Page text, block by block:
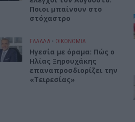
Ποιοι μπαίνουν στο
στόχαστρο
ΕΛΛΑΔΑ • ΟΙΚΟΝΟΜΙΑ
Ηγεσία με όραμα: Πώς ο
Ηλίας Ξηρουχάκης
επαναπροσδιορίζει την
«Τειρεσίας»